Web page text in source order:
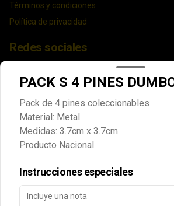
Términos y condiciones
Política de privacidad
Redes sociales
Facebook
Mi cuenta
Pedir
Política de Cookies
a fin de personalizar este sitio, publicar
PACK S 4 PINES
Pack de 4 pines coleccionables
Material: Metal
Medidas: 3.7cm x 3.7cm
Producto Nacional
Instrucciones especiales